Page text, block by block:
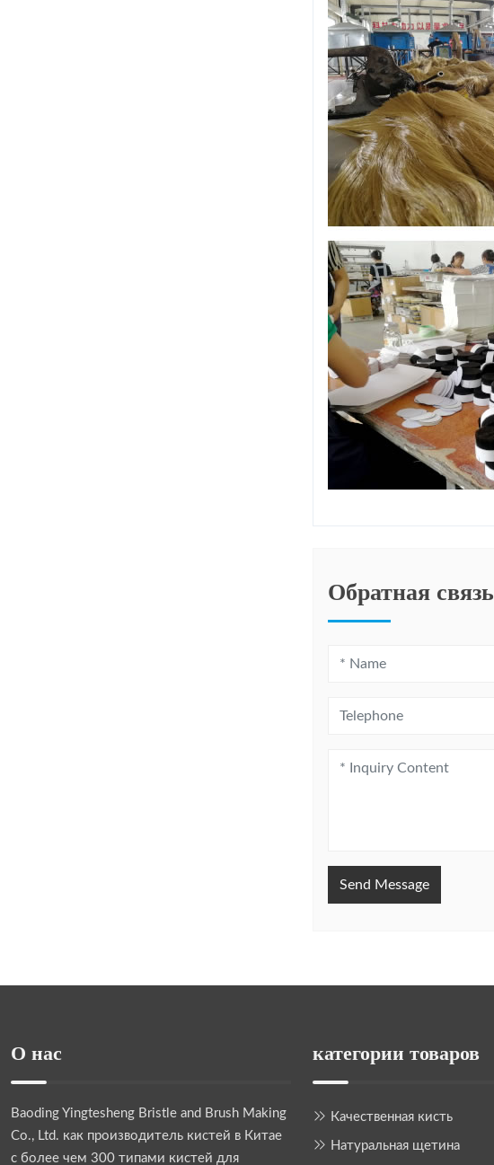
Обратная связь
Send Message
О нас
Baoding Yingtesheng Bristle and Brush Making
Co., Ltd. как производитель кистей в Китае
с более чем 300 типами кистей для
категории товаров
Качественная кисть
Натуральная щетина